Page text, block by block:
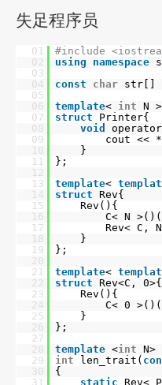
失足程序员
01
#include
02
using namespace
03
04
const char str[]
05
06
template< int N >
07
struct
Printer{
08
void
09
cout <<
10
}
11
};
12
13
template<
14
struct Rev{
15
Rev(){
16
C< N
17
Rev< C,
18
}
19
};
20
21
template<
22
struct Rev<C, 0>{
23
Rev(){
24
C< 0
25
}
26
};
27
28
template <int N>
29
int len_trait(
30
{
31
static Rev<